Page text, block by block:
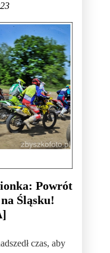
Powrót
Śląsku!
czas, aby